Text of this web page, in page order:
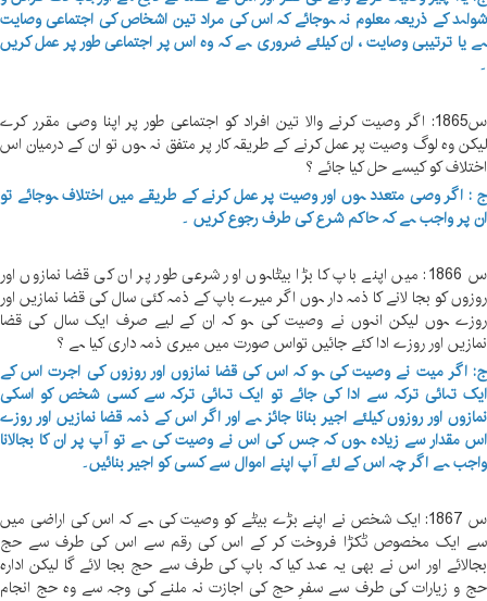
شواہد کے ذریعہ معلوم نہ ہوجائے کہ اس کی مراد تین اشخاص کی اجتماعی وصایت
ہے یا ترتیبی وصایت ، ان کیلئے ضروری ہے کہ وہ اس پر اجتماعی طور پر عمل کریں
۔
س1865: اگر وصیت کرنے والا تین افراد کو اجتماعی طور پر اپنا وصی مقرر کرے
لیکن وہ لوگ وصیت پر عمل کرنے کے طریقہ کار پر متفق نہ ہوں تو ان کے درمیان اس
اختلاف کو کیسے حل کیا جائے ؟
ج : اگر وصی متعدد ہوں اور وصیت پر عمل کرنے کے طریقے میں اختلاف ہوجائے تو
ان پر واجب ہے کہ حاکم شرع کی طرف رجوع کریں ۔
س 1866: میں اپنے باپ کا بڑا بیٹاہوں اور شرعی طور پر ان کی قضا نمازوں اور
روزوں کو بجا لانے کا ذمہ دار ہوں اگر میرے باپ کے ذمہ کئی سال کی قضا نمازیں اور
روزے ہوں لیکن انہوں نے وصیت کی ہو کہ ان کے لیے صرف ایک سال کی قضا
نمازیں اور روزے ادا کئے جائیں تواس صورت میں میری ذمہ داری کیا ہے ؟
ج: اگر میت نے وصیت کی ہو کہ اس کی قضا نمازوں اور روزوں کی اجرت اس کے
ایک تہائی ترکہ سے ادا کی جائے تو ایک تہائی ترکہ سے کسی شخص کو اسکی
نمازوں اور روزوں کیلئے اجیر بنانا جائز ہے اور اگر اس کے ذمہ قضا نمازیں اور روزے
اس مقدار سے زیادہ ہوں کہ جس کی اس نے وصیت کی ہے تو آپ پر ان کا بجالانا
واجب ہے اگر چہ اس کے لئے آپ اپنے اموال سے کسی کو اجیر بنائیں۔
س 1867: ایک شخص نے اپنے بڑے بیٹے کو وصیت کی ہے کہ اس کی اراضی میں
سے ایک مخصوص ٹکڑا فروخت کر کے اس کی رقم سے اس کی طرف سے حج
بجالائے اور اس نے بھی یہ عہد کیا کہ باپ کی طرف سے حج بجا لائے گا لیکن ادارہ
حج و زیارات کی طرف سے سفرِ حج کی اجازت نہ ملنے کی وجہ سے وہ حج انجام